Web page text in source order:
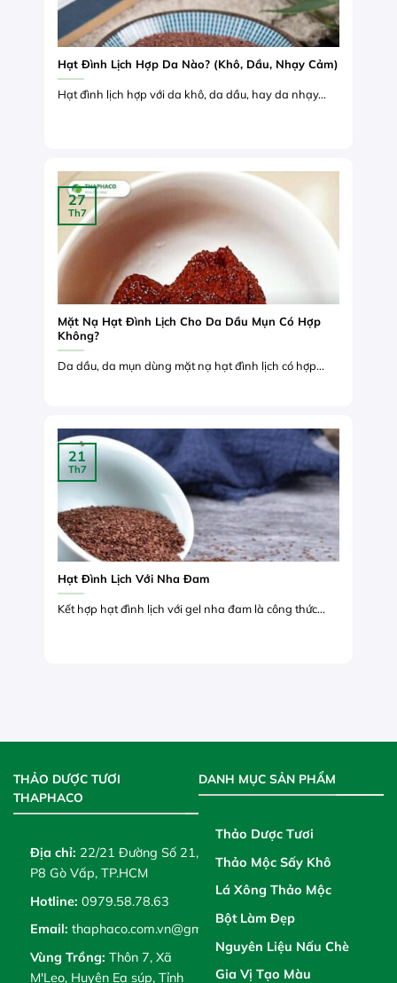
Hạt Đình Lịch Hợp Da Nào? (Khô, Dầu, Nhạy Cảm)
Hạt đình lịch hợp với da khô, da dầu, hay da nhạy...
Mặt Nạ Hạt Đình Lịch Cho Da Dầu Mụn Có Hợp
Không?
Da dầu, da mụn dùng mặt nạ hạt đình lịch có hợp...
27
Th7
Hạt Đình Lịch Với Nha Đam
Kết hợp hạt đình lịch với gel nha đam là công thức...
21
Th7
THẢO DƯỢC TƯƠI
THAPHACO
Địa chỉ: 22/21 Đường Số 21,
P8 Gò Vấp, TP.HCM
Hotline: 0979.58.78.63
Email: thaphaco.com.vn@gmail.com
Vùng Trồng: Thôn 7, Xã
M'Leo, Huyện Ea súp, Tỉnh
DANH MỤC SẢN PHẨM
Thảo Dược Tươi
Thảo Mộc Sấy Khô
Lá Xông Thảo Mộc
Bột Làm Đẹp
Nguyên Liệu Nấu Chè
Gia Vị Tạo Màu